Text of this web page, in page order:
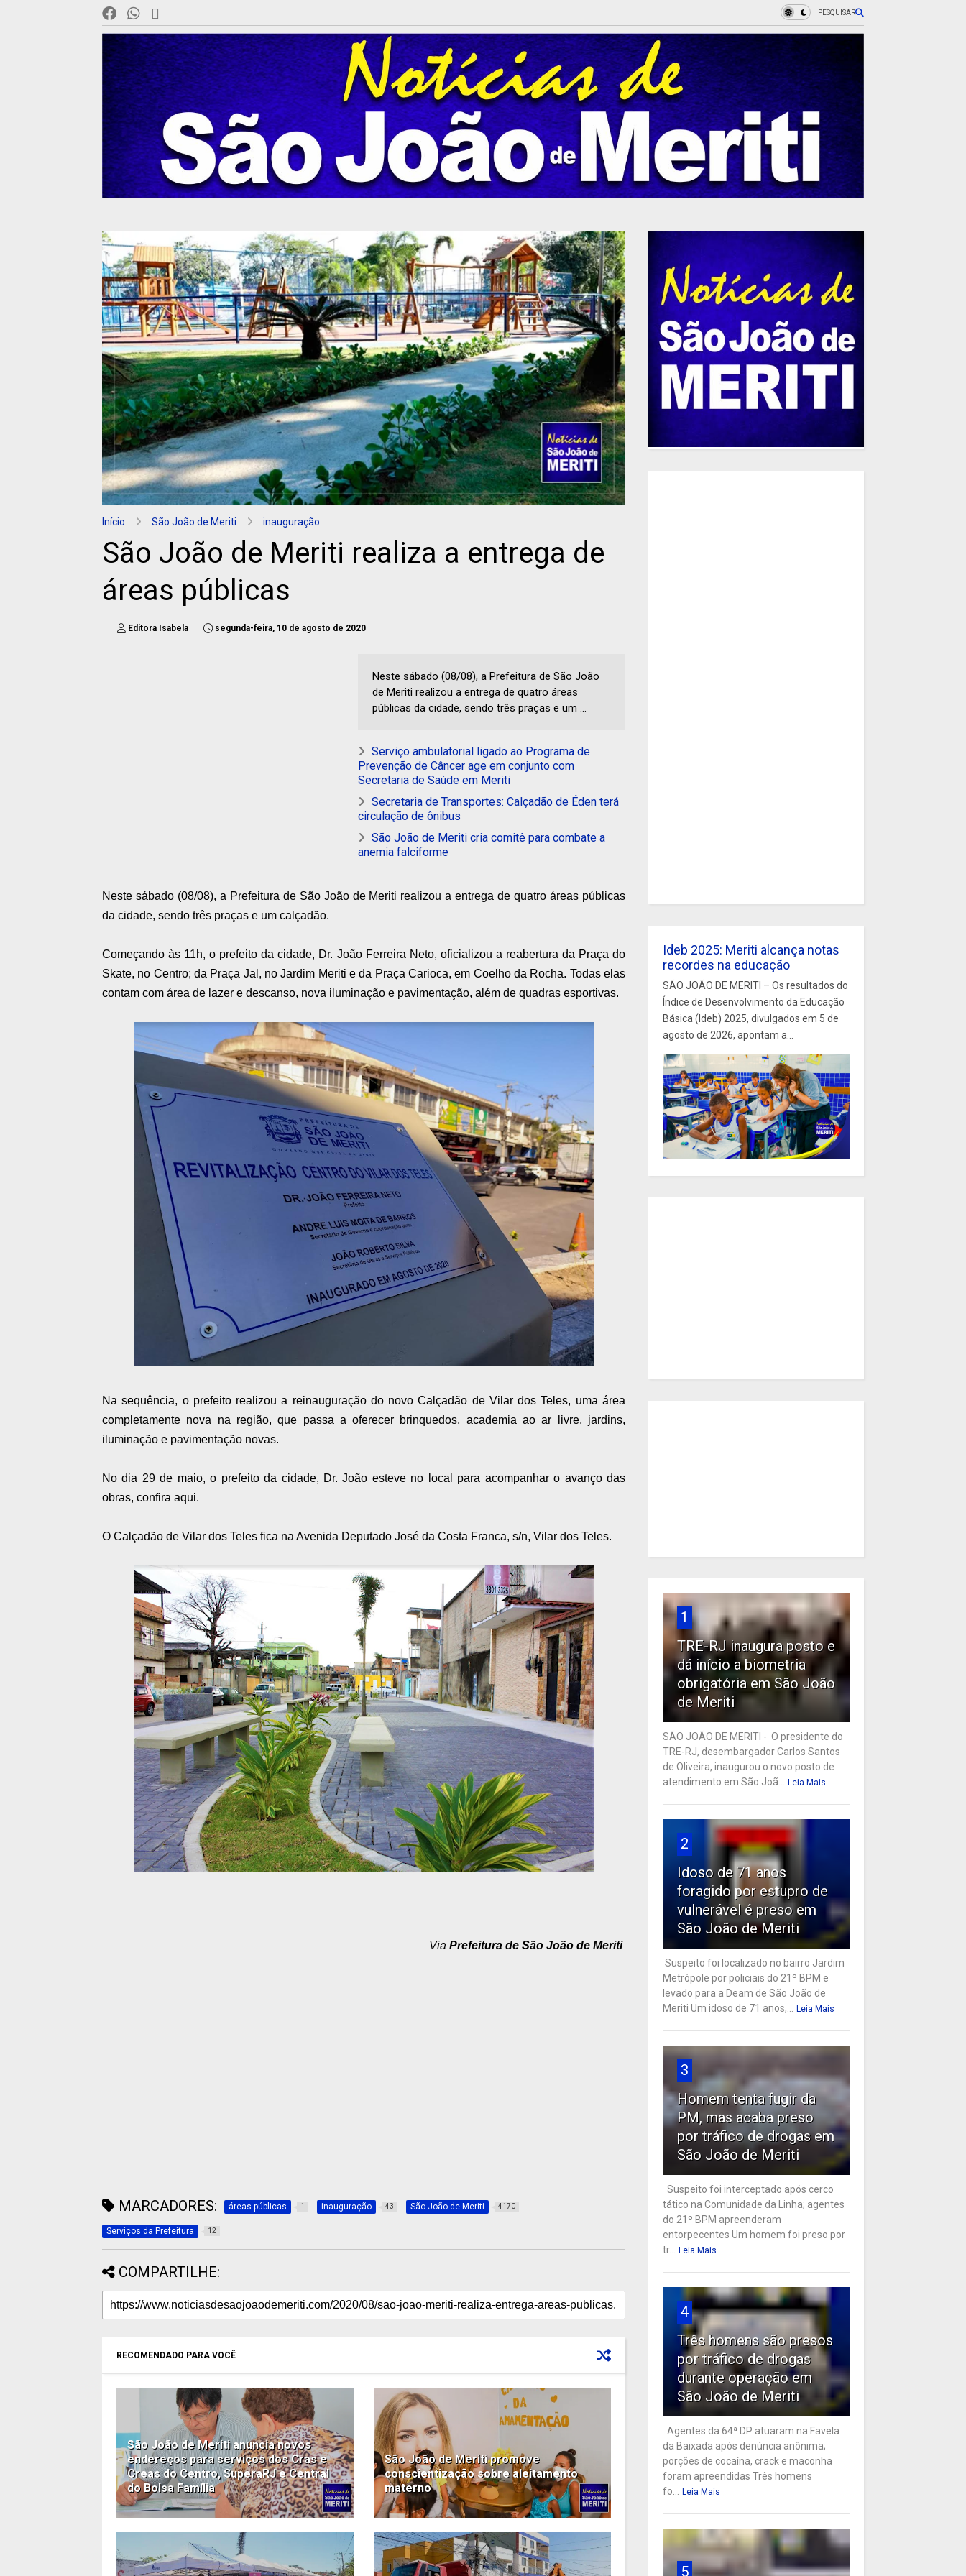
PESQUISAR
Início São João de Meriti inauguração
São João de Meriti realiza a entrega de
áreas públicas
Editora Isabela segunda-feira, 10 de agosto de 2020
Neste sábado (08/08), a Prefeitura de São João
de Meriti realizou a entrega de quatro áreas
públicas da cidade, sendo três praças e um ...
Serviço ambulatorial ligado ao Programa de
Prevenção de Câncer age em conjunto com
Secretaria de Saúde em Meriti
Secretaria de Transportes: Calçadão de Éden terá
circulação de ônibus
São João de Meriti cria comitê para combate a
anemia falciforme
Neste sábado (08/08), a Prefeitura de São João de Meriti realizou a entrega de quatro áreas públicas
da cidade, sendo três praças e um calçadão.
Começando às 11h, o prefeito da cidade, Dr. João Ferreira Neto, oficializou a reabertura da Praça do
Skate, no Centro; da Praça Jal, no Jardim Meriti e da Praça Carioca, em Coelho da Rocha. Todas elas
contam com área de lazer e descanso, nova iluminação e pavimentação, além de quadras esportivas.
Na sequência, o prefeito realizou a reinauguração do novo Calçadão de Vilar dos Teles, uma área
completamente nova na região, que passa a oferecer brinquedos, academia ao ar livre, jardins,
iluminação e pavimentação novas.
No dia 29 de maio, o prefeito da cidade, Dr. João esteve no local para acompanhar o avanço das
obras, confira aqui.
O Calçadão de Vilar dos Teles fica na Avenida Deputado José da Costa Franca, s/n, Vilar dos Teles.
Via Prefeitura de São João de Meriti
MARCADORES: áreas públicas 1 inauguração 43 São João de Meriti 4170
Serviços da Prefeitura 12
COMPARTILHE:
RECOMENDADO PARA VOCÊ
São João de Meriti anuncia novos
endereços para serviços dos Cras e
Creas do Centro, SuperaRJ e Central
do Bolsa Família
São João de Meriti promove
conscientização sobre aleitamento
materno
Ideb 2025: Meriti alcança notas
recordes na educação
SÃO JOÃO DE MERITI – Os resultados do
Índice de Desenvolvimento da Educação
Básica (Ideb) 2025, divulgados em 5 de
agosto de 2026, apontam a...
1
TRE-RJ inaugura posto e
dá início a biometria
obrigatória em São João
de Meriti
SÃO JOÃO DE MERITI - O presidente do
TRE-RJ, desembargador Carlos Santos
de Oliveira, inaugurou o novo posto de
atendimento em São Joã...
Leia Mais
2
Idoso de 71 anos
foragido por estupro de
vulnerável é preso em
São João de Meriti
Suspeito foi localizado no bairro Jardim
Metrópole por policiais do 21º BPM e
levado para a Deam de São João de
Meriti Um idoso de 71 anos,...
Leia Mais
3
Homem tenta fugir da
PM, mas acaba preso
por tráfico de drogas em
São João de Meriti
Suspeito foi interceptado após cerco
tático na Comunidade da Linha; agentes
do 21º BPM apreenderam
entorpecentes Um homem foi preso por
tr...
Leia Mais
4
Três homens são presos
por tráfico de drogas
durante operação em
São João de Meriti
Agentes da 64ª DP atuaram na Favela
da Baixada após denúncia anônima;
porções de cocaína, crack e maconha
foram apreendidas Três homens
fo...
Leia Mais
5